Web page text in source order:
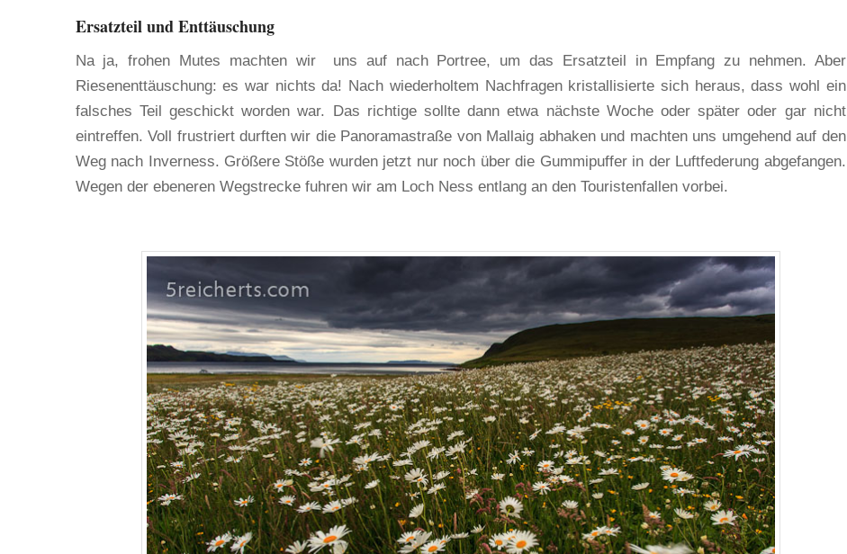
Ersatzteil und Enttäuschung
Na ja, frohen Mutes machten wir uns auf nach Portree, um das Ersatzteil in Empfang zu nehmen. Aber
Riesenenttäuschung: es war nichts da! Nach wiederholtem Nachfragen kristallisierte sich heraus, dass wohl ein
falsches Teil geschickt worden war. Das richtige sollte dann etwa nächste Woche oder später oder gar nicht
eintreffen. Voll frustriert durften wir die Panoramastraße von Mallaig abhaken und machten uns umgehend auf den
Weg nach Inverness. Größere Stöße wurden jetzt nur noch über die Gummipuffer in der Luftfederung abgefangen.
Wegen der ebeneren Wegstrecke fuhren wir am Loch Ness entlang an den Touristenfallen vorbei.